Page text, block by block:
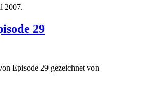
2007.
29
Episode 29 gezeichnet von